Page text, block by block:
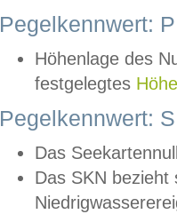
Pegelkennwert:
Höhenlage des
festgelegtes
Pegelkennwert:
Das
Das SKN